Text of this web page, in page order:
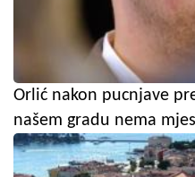
Orlić nakon pucnjave
našem gradu nema